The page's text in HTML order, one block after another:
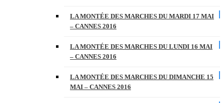
LA MONTÉE DES MARCHES DU MARDI 17 MAI
– CANNES 2016
LA MONTÉE DES MARCHES DU LUNDI 16 MAI
– CANNES 2016
LA MONTÉE DES MARCHES DU DIMANCHE 15
MAI – CANNES 2016